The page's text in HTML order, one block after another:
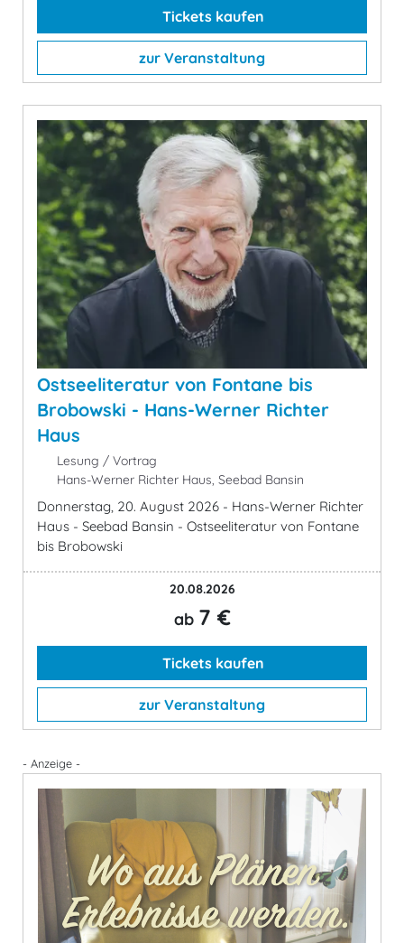
Tickets kaufen
zur Veranstaltung
Ostseeliteratur von Fontane bis
Brobowski - Hans-Werner Richter
Haus
Lesung / Vortrag
Hans-Werner Richter Haus, Seebad Bansin
Donnerstag, 20. August 2026 - Hans-Werner Richter
Haus - Seebad Bansin - Ostseeliteratur von Fontane
bis Brobowski
20.08.2026
ab 7 €
Tickets kaufen
zur Veranstaltung
- Anzeige -